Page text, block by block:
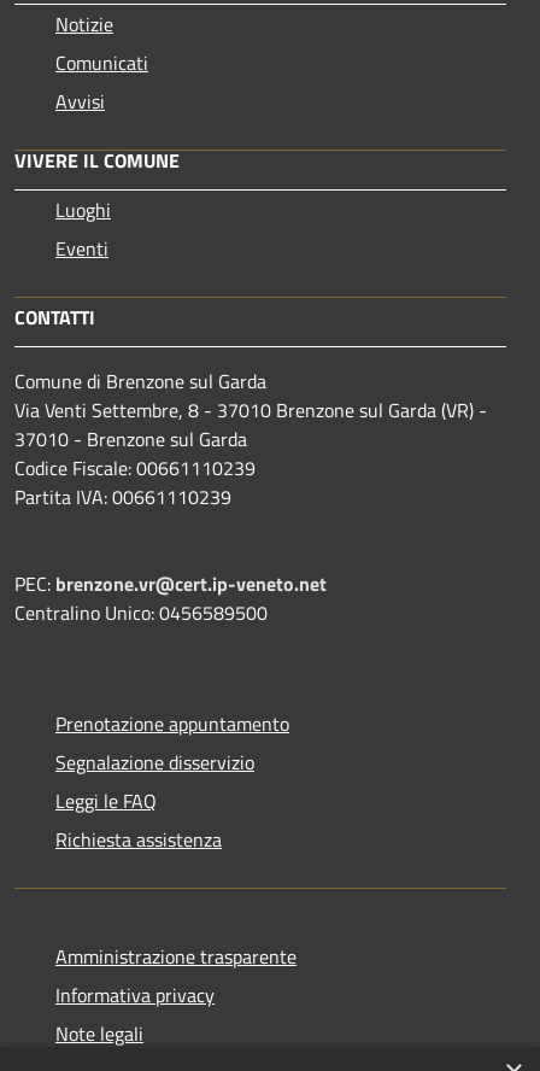
Notizie
Comunicati
Avvisi
VIVERE IL COMUNE
Luoghi
Eventi
CONTATTI
Comune di Brenzone sul Garda
Via Venti Settembre, 8 - 37010 Brenzone sul Garda (VR) -
37010 - Brenzone sul Garda
Codice Fiscale: 00661110239
Partita IVA: 00661110239
PEC: brenzone.vr@cert.ip-veneto.net
Centralino Unico: 0456589500
Prenotazione appuntamento
Segnalazione disservizio
Leggi le FAQ
Richiesta assistenza
Amministrazione trasparente
Informativa privacy
Note legali